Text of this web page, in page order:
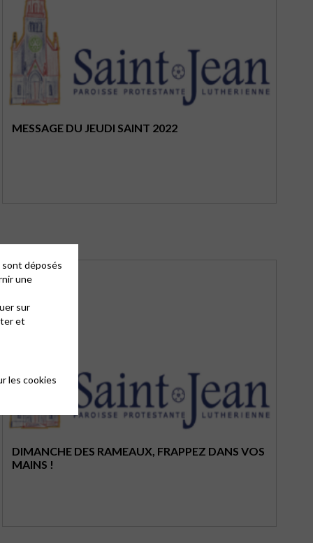
MESSAGE DU JEUDI SAINT 2022
DIMANCHE DES RAMEAUX, FRAPPEZ DANS VOS
MAINS !
déposés
une
sur
et
les cookies